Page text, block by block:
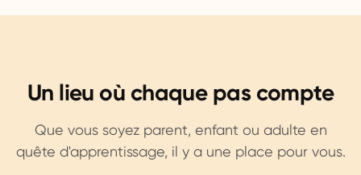
Un lieu où chaque pas compte
Que vous soyez parent, enfant ou adulte en
quête d'apprentissage, il y a une place pour vous.